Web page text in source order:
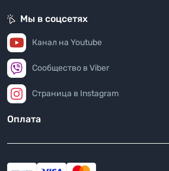
Мы в соцсетях
Канал на Youtube
Сообщество в Viber
Страница в Instagram
Оплата